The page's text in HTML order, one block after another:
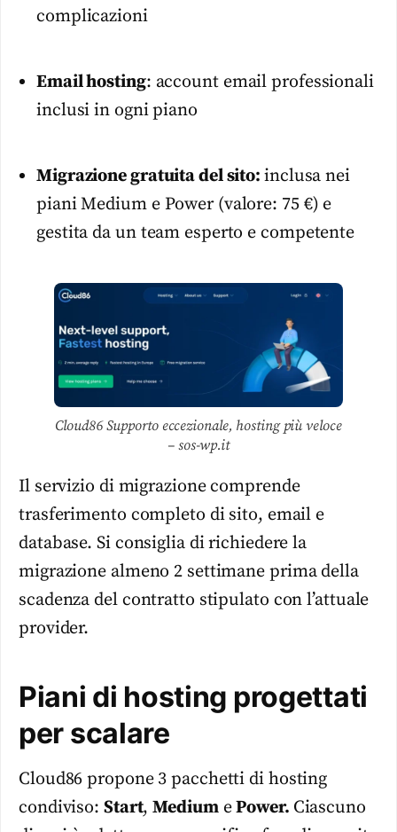
complicazioni
Email hosting: account email professionali
inclusi in ogni piano
Migrazione gratuita del sito: inclusa nei
piani Medium e Power (valore: 75 €) e
gestita da un team esperto e competente
Cloud86 Supporto eccezionale, hosting più veloce
– sos-wp.it
Il servizio di migrazione comprende
trasferimento completo di sito, email e
database. Si consiglia di richiedere la
migrazione almeno 2 settimane prima della
scadenza del contratto stipulato con l’attuale
provider.
Piani di hosting progettati
per scalare
Cloud86 propone 3 pacchetti di hosting
condiviso: Start,MediumePower. Ciascuno